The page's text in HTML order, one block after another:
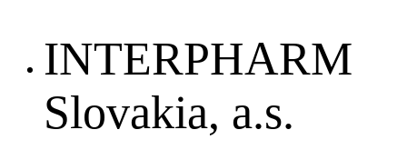
INTERPHARM
Slovakia, a.s.